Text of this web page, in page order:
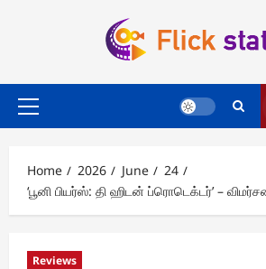
Primary
Home 2026 June
24
‘பூனி பியர்ஸ்: தி ஹிடன் ப்ரொடெக்டர்’ –
Reviews